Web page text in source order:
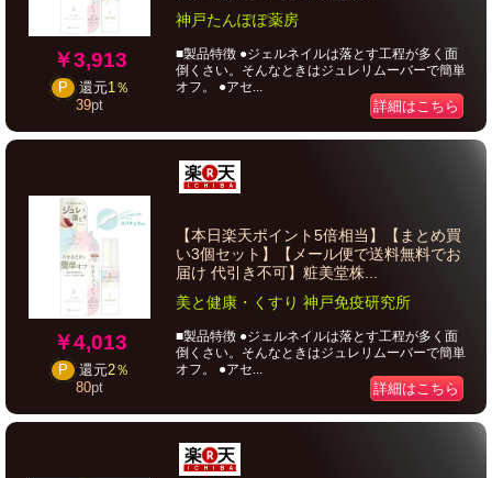
￥3,913
P 還元1％
39pt
神戸たんぽぽ薬房
■製品特徴 ●ジェルネイルは落とす工程が多く面
倒くさい。そんなときはジュレリムーバーで簡単
オフ。 ●アセ...
詳細はこちら
￥4,013
P 還元2％
80pt
【本日楽天ポイント5倍相当】【まとめ買
い3個セット】【メール便で送料無料でお
届け 代引き不可】粧美堂株...
美と健康・くすり 神戸免疫研究所
■製品特徴 ●ジェルネイルは落とす工程が多く面
倒くさい。そんなときはジュレリムーバーで簡単
オフ。 ●アセ...
詳細はこちら